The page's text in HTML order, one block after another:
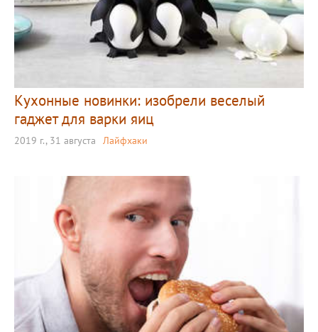
Кухонные новинки: изобрели веселый
гаджет для варки яиц
2019 г., 31 августа Лайфхаки